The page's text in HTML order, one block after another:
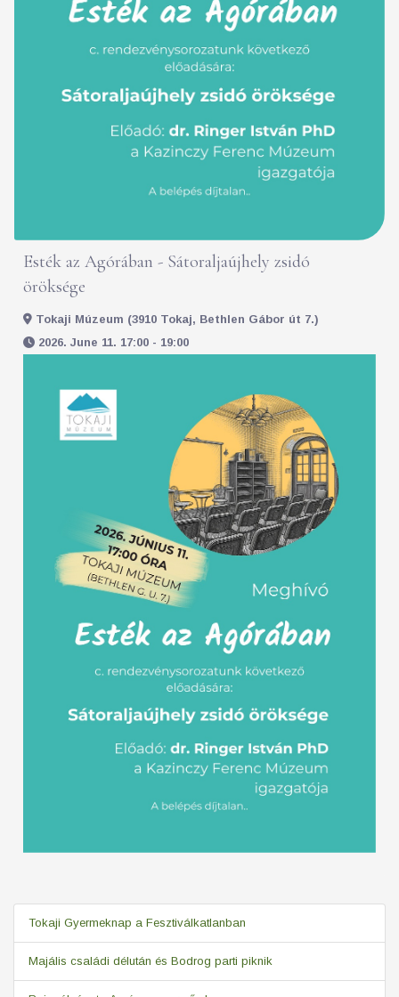
Esték az Agórában - Sátoraljaújhely zsidó
öröksége
Tokaji Múzeum (3910 Tokaj, Bethlen Gábor út 7.)
2026. June 11. 17:00 - 19:00
Tokaji Gyermeknap a Fesztiválkatlanban
Majális családi délután és Bodrog parti piknik